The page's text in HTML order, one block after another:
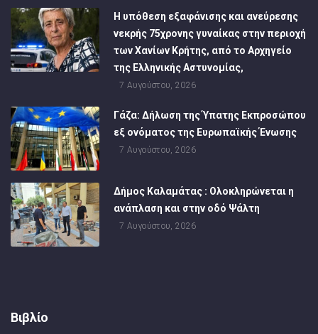
Η υπόθεση εξαφάνισης και ανεύρεσης
νεκρής 75χρονης γυναίκας στην περιοχή
των Χανίων Κρήτης, από το Αρχηγείο
της Ελληνικής Αστυνομίας,
7 Αυγούστου, 2026
Γάζα: Δήλωση της Ύπατης Εκπροσώπου
εξ ονόματος της Ευρωπαϊκής Ένωσης
7 Αυγούστου, 2026
Δήμος Καλαμάτας : Ολοκληρώνεται η
ανάπλαση και στην οδό Ψάλτη
7 Αυγούστου, 2026
Βιβλίο